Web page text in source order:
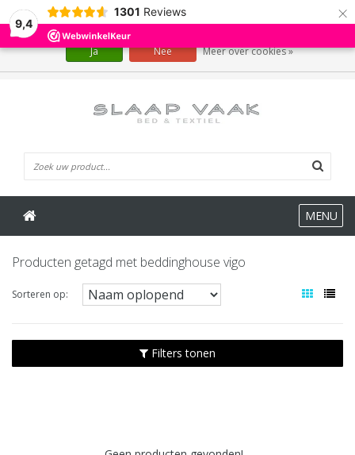
9,4
1301 Reviews ×
MENU
Producten getagd met beddinghouse vigo
Sorteren op:
Filters tonen
Wij slaan cookies op om onze website te verbeteren. Is dat akkoord?
Ja Nee Meer over cookies »